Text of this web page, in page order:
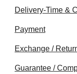
Delivery-Time &
Payment
Exchange /
Guarantee /